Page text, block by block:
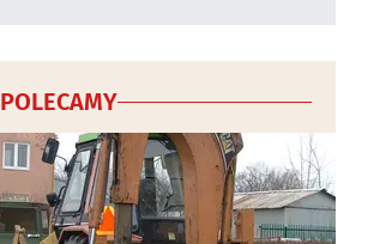
POLECAMY